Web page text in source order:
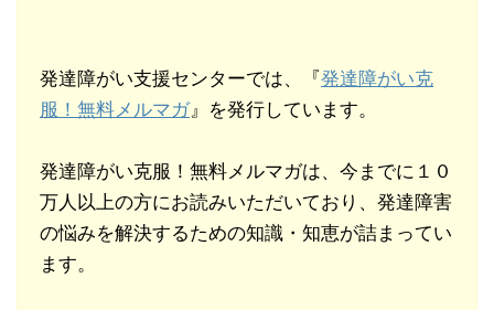
発達障がい支援センターでは、『発達障がい克
服！無料メルマガ』を発行しています。
発達障がい克服！無料メルマガは、今までに１０
万人以上の方にお読みいただいており、発達障害
の悩みを解決するための知識・知恵が詰まってい
ます。